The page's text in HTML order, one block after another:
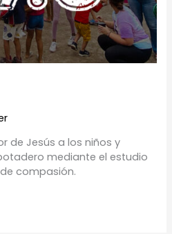
de Jesús a los niños y
mediante el estudio
compasión.